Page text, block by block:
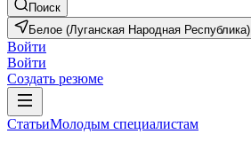
Поиск
Белое (Луганская Народная Республика)
Войти
Войти
Создать резюме
СтатьиМолодым специалистам